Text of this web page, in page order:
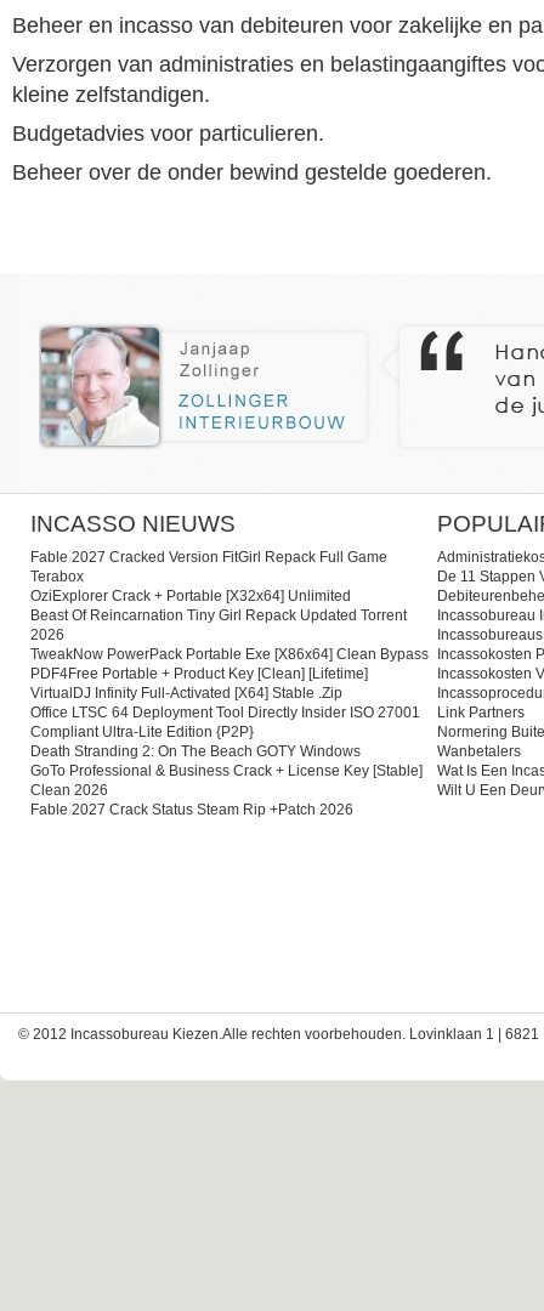
Beheer en incasso van debiteuren voor zakelijke en
Verzorgen van administraties en belastingaangiftes
kleine zelfstandigen.
Budgetadvies voor particulieren.
Beheer over de onder bewind gestelde goederen.
INCASSO NIEUWS
Fable 2027 Cracked Version FitGirl Repack Full Game
Terabox
OziExplorer Crack + Portable [x32x64] Unlimited
Beast Of Reincarnation Tiny Girl Repack Updated Torrent
2026
TweakNow PowerPack Portable Exe [x86x64] Clean Bypass
PDF4Free Portable + Product Key [Clean] [Lifetime]
VirtualDJ Infinity Full-Activated [x64] Stable .zip
Office LTSC 64 Deployment Tool Directly Insider ISO 27001
Compliant Ultra-Lite Edition {P2P}
Death Stranding 2: On The Beach GOTY Windows
GoTo Professional & Business Crack + License Key [Stable]
Clean 2026
Fable 2027 Crack Status Steam Rip +Patch 2026
De 11 Stappen
Incassobureau
Incassobureaus
Incassokosten
Incassokosten
Link Partners
Normering
Wanbetalers
Wat Is Een
Wilt U Een
© 2012 Incassobureau Kiezen.Alle rechten voorbehouden. Lovinklaan 1 | 6821